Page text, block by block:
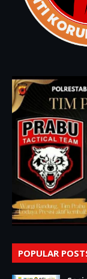
POPULAR